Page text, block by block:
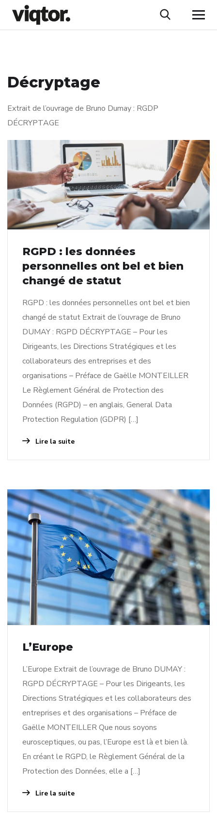
Décryptage
Extrait de l’ouvrage de Bruno Dumay : RGDP
DÉCRYPTAGE
RGPD : les données
personnelles ont bel et bien
changé de statut
RGPD : les données personnelles ont bel et bien
changé de statut Extrait de l’ouvrage de Bruno
DUMAY : RGPD DÉCRYPTAGE – Pour les
Dirigeants, les Directions Stratégiques et les
collaborateurs des entreprises et des
organisations – Préface de Gaëlle MONTEILLER
Le Règlement Général de Protection des
Données (RGPD) – en anglais, General Data
Protection Regulation (GDPR) […]
Lire la suite
L’Europe
L’Europe Extrait de l’ouvrage de Bruno DUMAY :
RGPD DÉCRYPTAGE – Pour les Dirigeants, les
Directions Stratégiques et les collaborateurs des
entreprises et des organisations – Préface de
Gaëlle MONTEILLER Que nous soyons
eurosceptiques, ou pas, l’Europe est là et bien là.
En créant le RGPD, le Règlement Général de la
Protection des Données, elle a […]
Lire la suite